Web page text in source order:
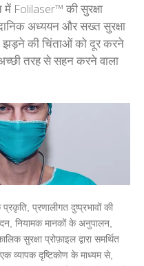
में Folilaser™ की सुरक्षा
अध्ययन और सख्त सुरक्षा
झड़ने की चिंताओं को दूर करने
तरह से सहन करने वाला
प्रणालीगत दुष्प्रभावों की
नियामक मानकों के अनुपालन,
सुरक्षा प्रोफ़ाइल द्वारा समर्थित
व्यापक दृष्टिकोण के माध्यम से,